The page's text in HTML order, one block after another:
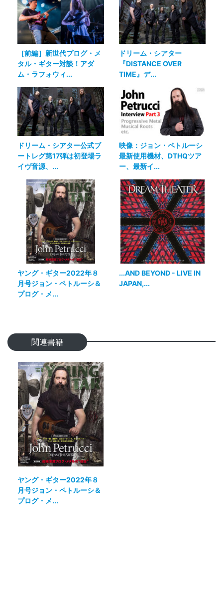
［前編］新世代プログ・メ
タル・ギター対談！アダ
ム・ラフォウィ...
ドリーム・シアター
『DISTANCE OVER
TIME』デ...
ドリーム・シアター公式ブ
ートレグ第17弾は初登場ラ
イヴ音源、...
映像：ジョン・ペトルーシ
最新使用機材、DTHQツア
ー、最新イ...
ヤング・ギター2022年８
月号ジョン・ペトルーシ＆
プログ・メ...
...AND BEYOND - LIVE IN
JAPAN,...
関連書籍
ヤング・ギター2022年８
月号ジョン・ペトルーシ＆
プログ・メ...